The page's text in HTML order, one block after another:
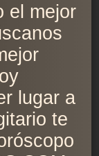
el mejor
lugar a
te